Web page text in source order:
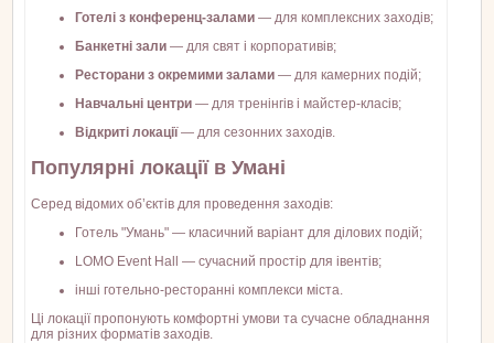
Готелі з конференц-залами — для комплексних заходів;
Банкетні зали — для свят і корпоративів;
Ресторани з окремими залами — для камерних подій;
Навчальні центри — для тренінгів і майстер-класів;
Відкриті локації— для сезонних заходів.
Популярні локації в Умані
Серед відомих об’єктів для проведення заходів:
Готель "Умань" — класичний варіант для ділових подій;
LOMO Event Hall — сучасний простір для івентів;
інші готельно-ресторанні комплекси міста.
Ці локації пропонують комфортні умови та сучасне обладнання
для різних форматів заходів.